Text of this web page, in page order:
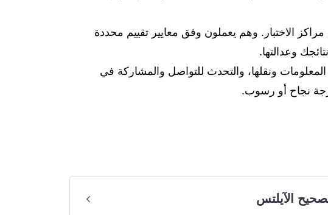
الاختبار. وهم يعملون وفق معايير تقييم محددة
وعدالتها.
ونقلها، والتحدث للتواصل والمشاركة في
نجاح أو رسوب.
الآيلتس